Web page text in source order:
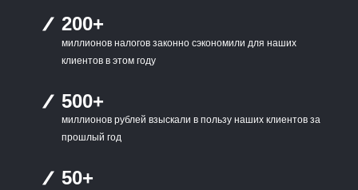
200+
миллионов налогов законно сэкономили для наших
клиентов в этом году
500+
миллионов рублей взыскали в пользу наших клиентов за
прошлый год
50+